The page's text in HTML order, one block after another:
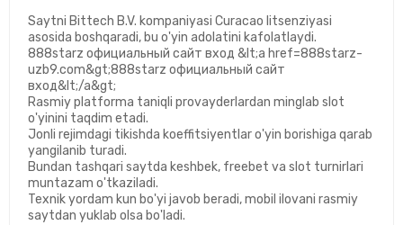
Saytni Bittech B.V. kompaniyasi Curacao litsenziyasi
asosida boshqaradi, bu o'yin adolatini kafolatlaydi.
888starz официальный сайт вход &lt;a href=888starz-
uzb9.com&gt;888starz официальный сайт
вход&lt;/a&gt;
Rasmiy platforma taniqli provayderlardan minglab slot
o'yinini taqdim etadi.
Jonli rejimdagi tikishda koeffitsiyentlar o'yin borishiga qarab
yangilanib turadi.
Bundan tashqari saytda keshbek, freebet va slot turnirlari
muntazam o'tkaziladi.
Texnik yordam kun bo'yi javob beradi, mobil ilovani rasmiy
saytdan yuklab olsa bo'ladi.